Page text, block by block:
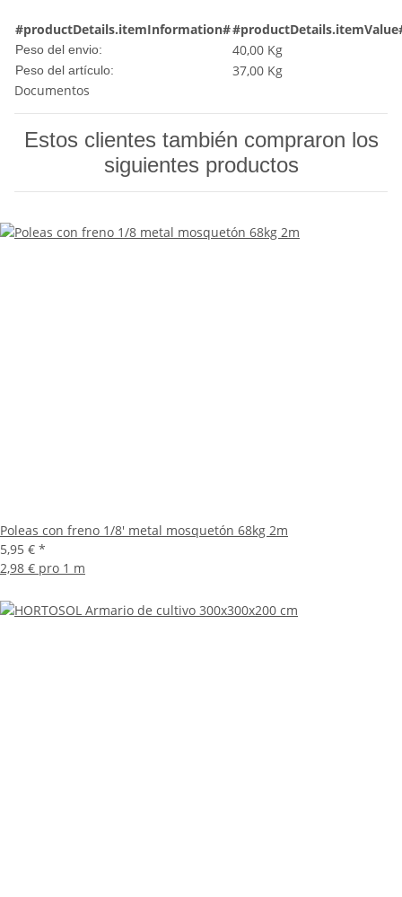
#productDetails.itemInformation#
Peso del envio: 40,00 Kg
Peso del artículo: 37,00 Kg
Documentos
Estos clientes también compraron los
siguientes productos
Poleas con freno 1/8' metal mosquetón 68kg 2m
5,95 € *
2,98 € pro 1 m